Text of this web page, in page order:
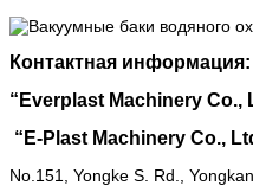
Контактная информация:
“ Everplast Machinery Co.,
“ E-Plast Machinery Co.,
No.151, Yongke S. Rd.,